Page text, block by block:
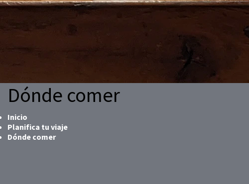
Dónde comer
Inicio
Planifica tu viaje
Dónde comer